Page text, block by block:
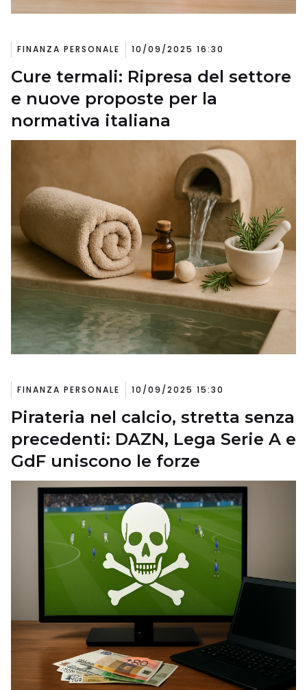
FINANZA PERSONALE 10/09/2025 16:30
Cure termali: Ripresa del settore
e nuove proposte per la
normativa italiana
FINANZA PERSONALE 10/09/2025 15:30
Pirateria nel calcio, stretta senza
precedenti: DAZN, Lega Serie A e
GdF uniscono le forze